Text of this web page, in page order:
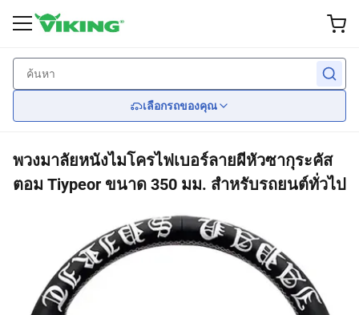
เลือกรถของคุณ
กลับ
ยาง
กลับ
ระงับ
เครื่องยนต์ระบายความร้อน
เครื่องยนต์
กลับ
ชุดแต่งรอบคัน
ป้องกันเกรล
กลับ
ไฟท้าย
กลับ
Car Seat Covers
พวงมาลัยหนังไมโครไฟเบอร์ลายผีหัวซากุระคัส
ตอม Tiypeor ขนาด 350 มม. สำหรับรถยนต์ทั่วไป